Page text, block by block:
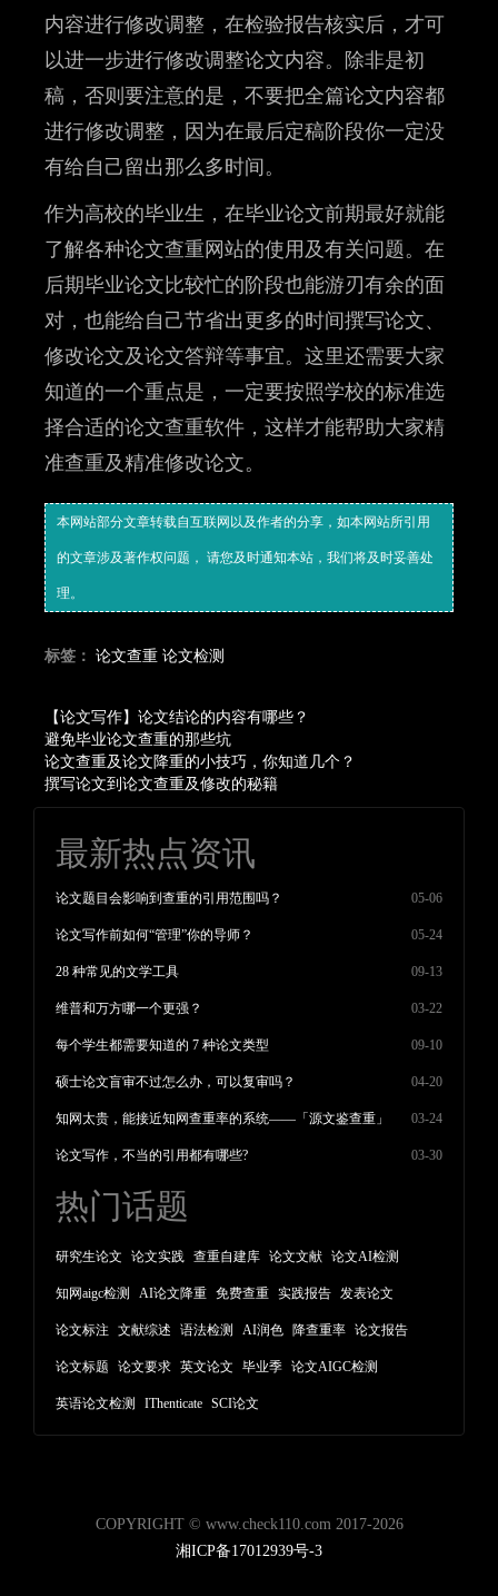
内容进行修改调整，在检验报告核实后，才可
以进一步进行修改调整论文内容。除非是初
稿，否则要注意的是，不要把全篇论文内容都
进行修改调整，因为在最后定稿阶段你一定没
有给自己留出那么多时间。
作为高校的毕业生，在毕业论文前期最好就能
了解各种论文查重网站的使用及有关问题。在
后期毕业论文比较忙的阶段也能游刃有余的面
对，也能给自己节省出更多的时间撰写论文、
修改论文及论文答辩等事宜。这里还需要大家
知道的一个重点是，一定要按照学校的标准选
择合适的论文查重软件，这样才能帮助大家精
准查重及精准修改论文。
本网站部分文章转载自互联网以及作者的分享，如本网站所引用
的文章涉及著作权问题， 请您及时通知本站，我们将及时妥善处
理。
标签： 论文查重 论文检测
【论文写作】论文结论的内容有哪些？
避免毕业论文查重的那些坑
论文查重及论文降重的小技巧，你知道几个？
撰写论文到论文查重及修改的秘籍
最新热点资讯
论文题目会影响到查重的引用范围吗？ 05-06
论文写作前如何“管理”你的导师？ 05-24
28 种常见的文学工具 09-13
维普和万方哪一个更强？ 03-22
每个学生都需要知道的 7 种论文类型 09-10
硕士论文盲审不过怎么办，可以复审吗？ 04-20
知网太贵，能接近知网查重率的系统——「源文鉴查重」 03-24
论文写作，不当的引用都有哪些? 03-30
热门话题
研究生论文 论文实践 查重自建库 论文文献 论文AI检测
知网aigc检测 AI论文降重 免费查重 实践报告 发表论文
论文标注 文献综述 语法检测 AI润色 降查重率 论文报告
论文标题 论文要求 英文论文 毕业季 论文AIGC检测
英语论文检测 IThenticate SCI论文
COPYRIGHT © www.check110.com 2017-2026
湘ICP备17012939号-3